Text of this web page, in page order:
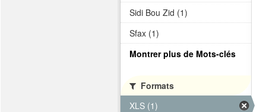
Sidi Bou Zid (1)
Sfax (1)
Montrer plus de Mots-clés
Formats
XLS (1)